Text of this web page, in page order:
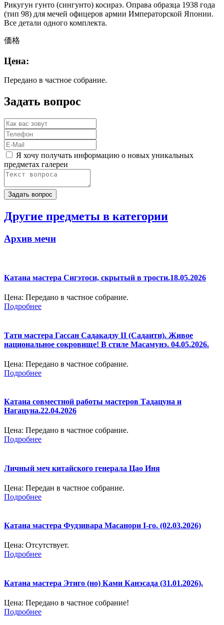
Рикугун гунто (сингунто) косираэ. Оправа образца 1938 года
(тип 98) для мечей офицеров армии Императорской Японии.
Все детали одного комплекта.
価格
Цена:
Передано в частное собрание.
Задать вопрос
Я хочу получать информацию о новых уникальных
предметах галереи
Другие предметы в категории
Архив мечи
Катана мастера Сигэтоси, скрытый в трости.18.05.2026
Цена: Передано в частное собрание.
Подробнее
Тати мастера Гассан Садакадзу II (Садаити). Живое
национальное сокровище! В стиле Масамунэ. 04.05.2026.
Цена: Передано в частное собрание.
Подробнее
Катана совместной работы мастеров Тадацуна и
Нагацуна.22.04.2026
Цена: Передано в частное собрание.
Подробнее
Личный меч китайского генерала Цао Иня
Цена: Передан в частное собрание.
Подробнее
Катана мастера Фудзивара Масанори I-го. (02.03.2026)
Цена: Отсутствует.
Подробнее
Катана мастера Этиго (но) Ками Канэсада (31.01.2026).
Цена: Передано в частное собрание!
Подробнее